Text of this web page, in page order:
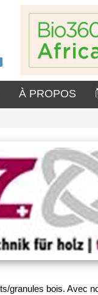
À PROPOS
granules bois. Avec